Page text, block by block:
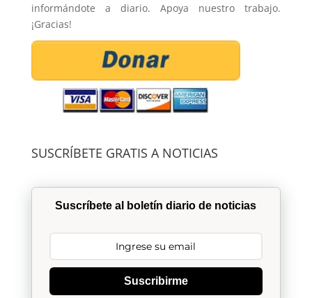
informándote a diario. Apoya nuestro trabajo.
¡Gracias!
SUSCRÍBETE GRATIS A NOTICIAS
Suscríbete al boletín diario de noticias
Suscribirme